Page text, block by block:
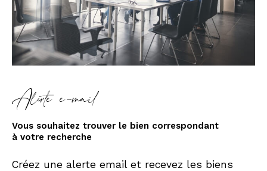
Alerte e-mail
Vous souhaitez trouver le bien correspondant
à votre recherche
Créez une alerte email et recevez les biens